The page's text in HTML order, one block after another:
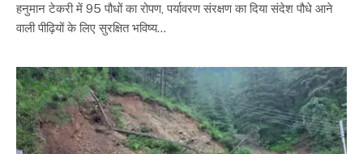
हनुमान टेकरी में 95 पौधों का रोपण, पर्यावरण संरक्षण का दिया संदेश पौधे आने
वाली पीढ़ियों के लिए सुरक्षित भविष्य…